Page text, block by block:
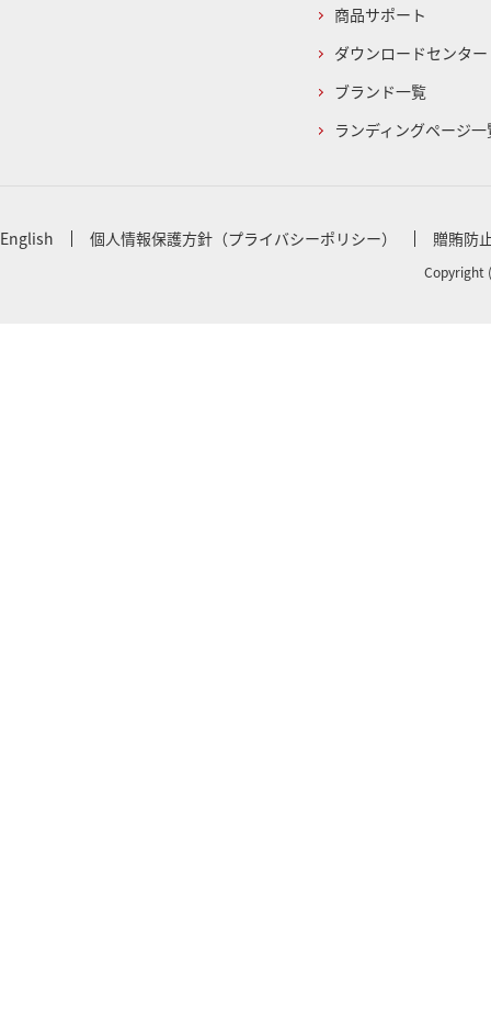
商品サポート
ダウンロードセンター
ブランド一覧
ランディングページ一
English 個人情報保護方針（プライバシーポリシー） 贈賄防
Copyright